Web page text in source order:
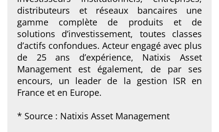
distributeurs et réseaux bancaires une
gamme complète de produits et de
solutions d’investissement, toutes classes
d’actifs confondues. Acteur engagé avec plus
de 25 ans d’expérience, Natixis Asset
Management est également, de par ses
encours, un leader de la gestion ISR en
France et en Europe.
* Source : Natixis Asset Management